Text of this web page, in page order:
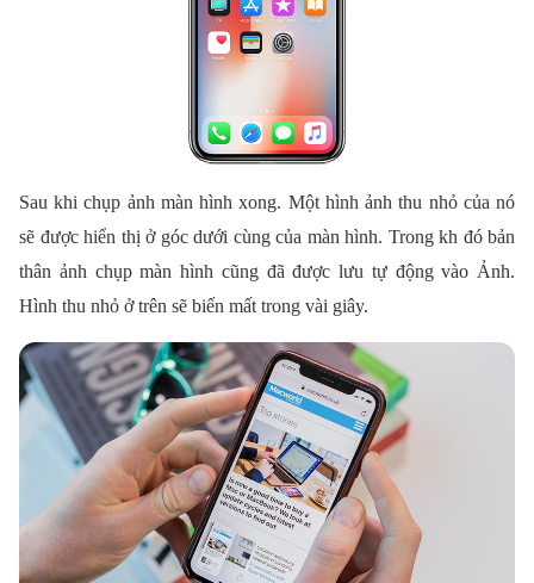
Sau khi chụp ảnh màn hình xong. Một hình ảnh thu nhỏ của nó
sẽ được hiển thị ở góc dưới cùng của màn hình. Trong kh đó bản
thân ảnh chụp màn hình cũng đã được lưu tự động vào Ảnh.
Hình thu nhỏ ở trên sẽ biến mất trong vài giây.